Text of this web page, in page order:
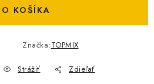
KOŠÍKA
Značka:TOPMIX
Strážiť Zdieľať